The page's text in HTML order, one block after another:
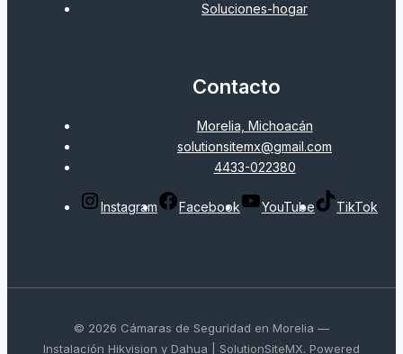
Soluciones-hogar
Contacto
Morelia, Michoacán
solutionsitemx@gmail.com
4433-022380
Instagram Facebook YouTube TikTok
© 2026 Cámaras de Seguridad en Morelia —
Instalación Hikvision y Dahua | SolutionSiteMX. Powered